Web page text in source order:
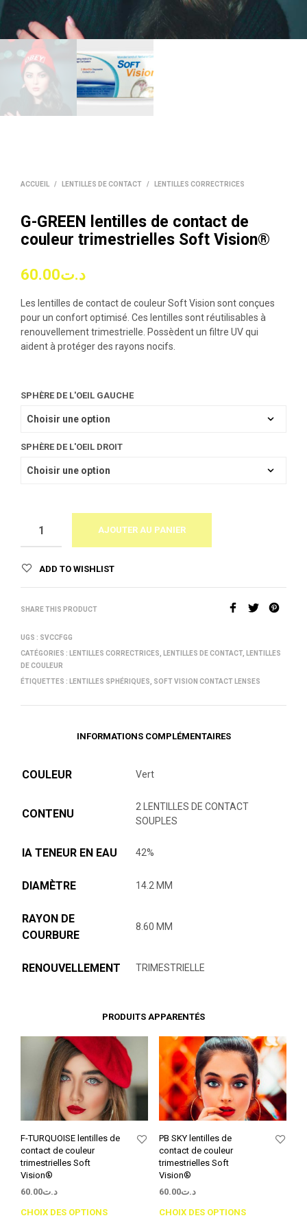
ACCUEIL / LENTILLES DE CONTACT / LENTILLES CORRECTRICES
G-GREEN lentilles de contact de
couleur trimestrielles Soft Vision®
د.ت60.00
Les lentilles de contact de couleur Soft Vision sont conçues
pour un confort optimisé. Ces lentilles sont réutilisables à
renouvellement trimestrielle. Possèdent un filtre UV qui
aident à protéger des rayons nocifs.
SPHÈRE DE L'OEIL GAUCHE
SPHÈRE DE L'OEIL DROIT
AJOUTER AU PANIER
ADD TO WISHLIST
SHARE THIS PRODUCT
UGS : SVCCFGG
CATÉGORIES : LENTILLES CORRECTRICES LENTILLES DE CONTACT,
LENTILLES
DE COULEUR
ÉTIQUETTES : LENTILLES SPHÉRIQUES SOFT VISION CONTACT LENSES
INFORMATIONS COMPLÉMENTAIRES
COULEUR Vert
CONTENU
2 LENTILLES DE CONTACT
SOUPLES
lA TENEUR EN EAU 42%
DIAMÈTRE 14.2 MM
RAYON DE
COURBURE
8.60 MM
RENOUVELLEMENT TRIMESTRIELLE
PRODUITS APPARENTÉS
F-TURQUOISE lentilles de
contact de couleur
trimestrielles Soft
Vision®
د.ت60.00
CHOIX DES OPTIONS
PB SKY lentilles de
contact de couleur
trimestrielles Soft
Vision®
د.ت60.00
CHOIX DES OPTIONS